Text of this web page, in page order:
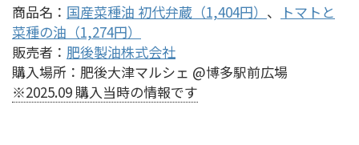
商品名： 国産菜種油 初代弁蔵（1,404円） 、
トマトと
菜種の油（1,274円）
販売者： 肥後製油株式会社
購入場所：肥後大津マルシェ @博多駅前広場
※2025.09 購入当時の情報です